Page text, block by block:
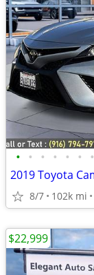
• • • • • • •
2019 Toyota
8/7 102k mi
$22,999